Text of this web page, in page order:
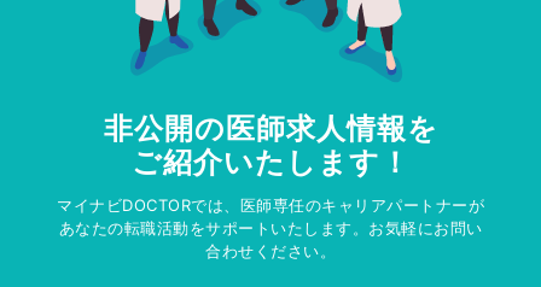
非公開の医師求人情報を
ご紹介いたします！
マイナビDOCTORでは、医師専任のキャリアパートナーが
あなたの転職活動をサポートいたします。お気軽にお問い
合わせください。